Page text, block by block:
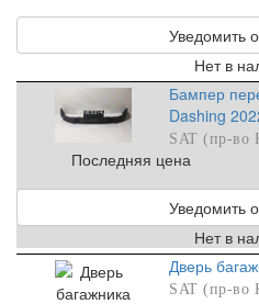
Уведомить
Нет в
Бампер
Dashing
SAT (пр-во
Последняя цена
Уведомить
Нет в
Дверь
SAT (пр-во